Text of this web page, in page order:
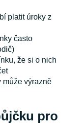
platit úroky z
často
že si o nich
může výrazně
pro